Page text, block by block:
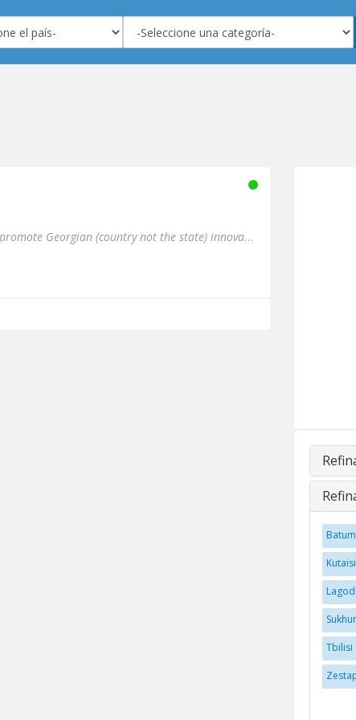
Radio Electronauts is fully dedicated to promote Georgian (country not the state) innovative music scene.We are also ...
Kutaisi
Tbilisi